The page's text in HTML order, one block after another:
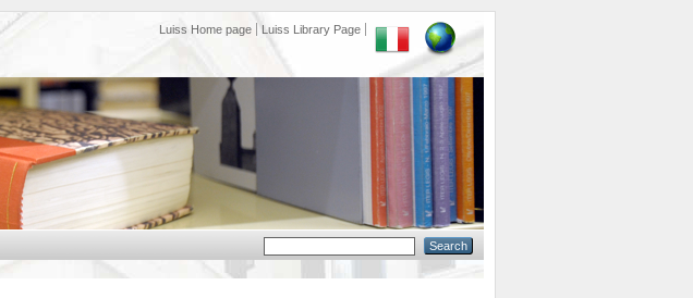
Luiss Home page Luiss Library Page